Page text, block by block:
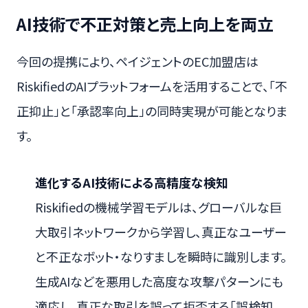
AI技術で不正対策と売上向上を両立
今回の提携により、ペイジェントのEC加盟店は
RiskifiedのAIプラットフォームを活用することで、「不
正抑止」と「承認率向上」の同時実現が可能となりま
す。
進化するAI技術による高精度な検知
Riskifiedの機械学習モデルは、グローバルな巨
大取引ネットワークから学習し、真正なユーザー
と不正なボット・なりすましを瞬時に識別します。
生成AIなどを悪用した高度な攻撃パターンにも